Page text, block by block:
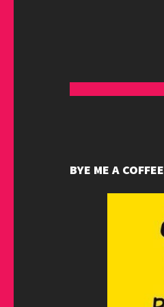
BYE ME A COFFEE